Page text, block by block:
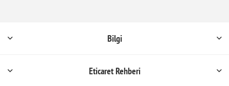
Bilgi
Eticaret Rehberi